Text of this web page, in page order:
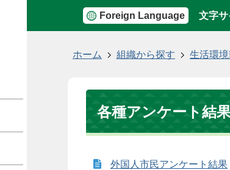
Foreign Language 文字
ホーム 組織から探す 生活環境
各種アンケート結
外国人市民アンケート結果